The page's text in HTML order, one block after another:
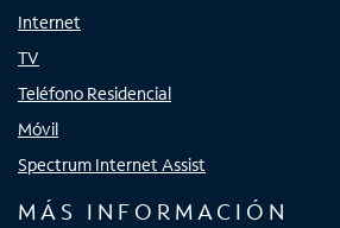
Internet
TV
Teléfono Residencial
Móvil
Spectrum Internet Assist
MÁS INFORMACIÓN